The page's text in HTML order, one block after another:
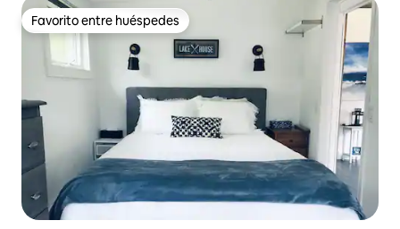
Favorito entre huéspedes
Favorito entre huéspedes